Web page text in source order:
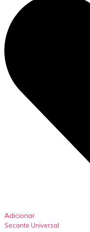
Adicionar
Secante Universal